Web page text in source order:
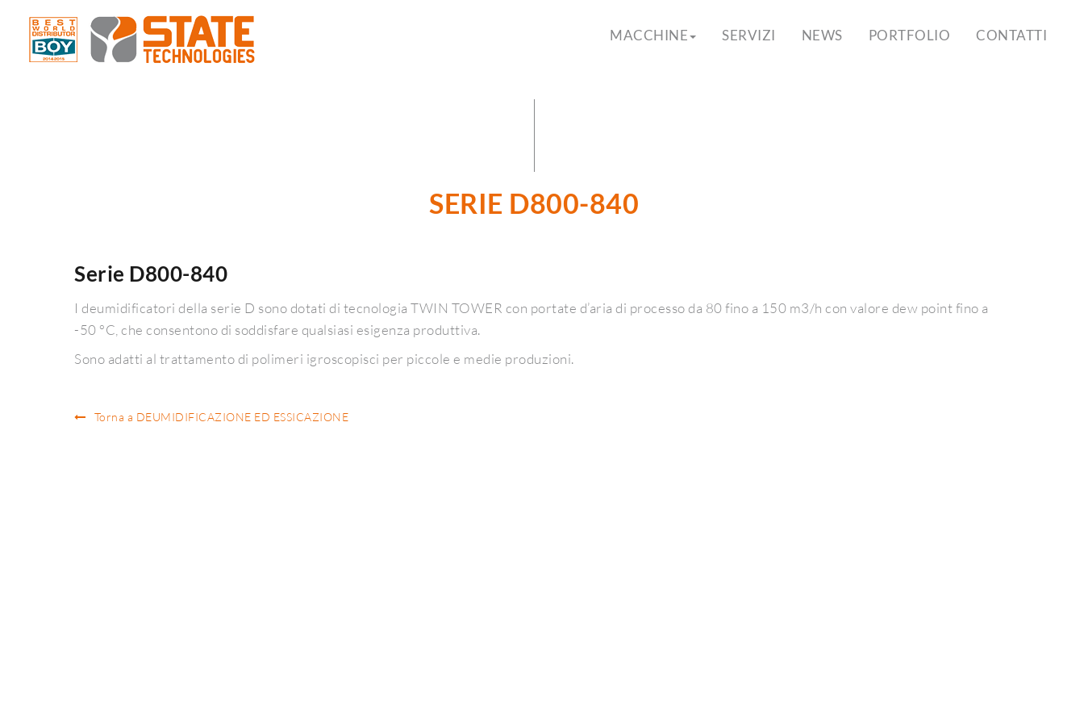
MACCHINE SERVIZI NEWS PORTFOLIO CONTATTI
SERIE D800-840
Serie D800-840
I deumidificatori della serie D sono dotati di tecnologia TWIN TOWER con portate d’aria di processo da 80 fino a 150 m3/h con valore dew point fino a
-50 °C, che consentono di soddisfare qualsiasi esigenza produttiva.
Sono adatti al trattamento di polimeri igroscopisci per piccole e medie produzioni.
Torna a DEUMIDIFICAZIONE ED ESSICAZIONE